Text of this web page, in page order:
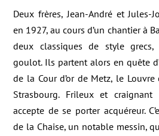
Deux frères, Jean-André et Jules-
en 1927, au cours d’un chantier à
deux classiques de style
goulot. Ils partent alors en quête
de la Cour d’or de Metz, le
Strasbourg. Frileux et craignant
accepte de se porter acquéreur.
de la Chaise, un notable messin,